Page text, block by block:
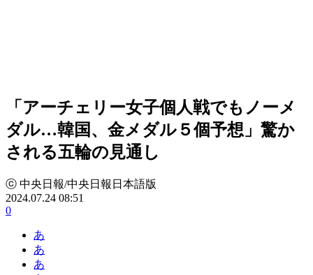
「アーチェリー女子個人戦でもノーメ
ダル…韓国、金メダル５個予想」驚か
される五輪の見通し
ⓒ 中央日報/中央日報日本語版
2024.07.24 08:51
0
あ
あ
あ